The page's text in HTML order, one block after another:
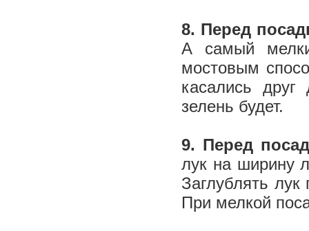
8. Перед
А самый
мостовым
касались
зелень будет.
9. Перед
лук на ширину
Заглублять
При мелкой